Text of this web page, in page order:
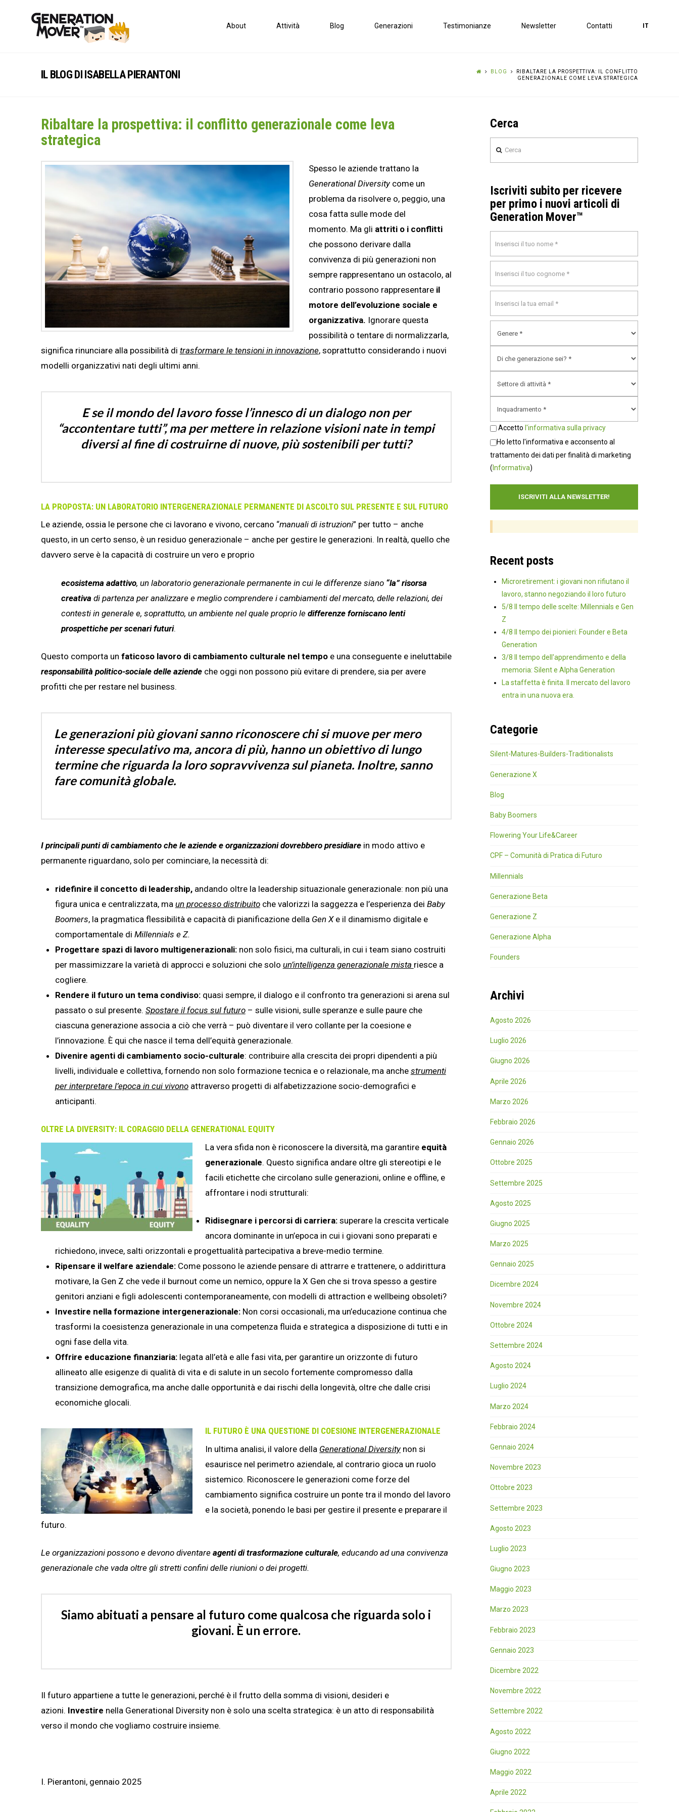
About Attività Blog Generazioni Testimonianze Newsletter Contatti IT
IL BLOG DI ISABELLA PIERANTONI BLOG
RIBALTARE LA PROSPETTIVA: IL CONFLITTO
GENERAZIONALE COME LEVA STRATEGICA
Ribaltare la prospettiva: il conflitto generazionale come leva
strategica
Spesso le aziende trattano la
Generational Diversitycome un
problema da risolvere o, peggio, una
cosa fatta sulle mode del
momento. Ma gli attriti o i conflitti
che possono derivare dalla
convivenza di più generazioni non
sempre rappresentano un ostacolo, al
contrario possono rappresentare il
motore dell’evoluzione sociale e
organizzativa. Ignorare questa
possibilità o tentare di normalizzarla,
significa rinunciare alla possibilità di trasformare le tensioni in innovazione, soprattutto considerando i nuovi
modelli organizzativi nati degli ultimi anni.
E se il mondo del lavoro fosse l’innesco di un dialogo non per
“accontentare tutti”, ma per mettere in relazione visioni nate in tempi
diversi al fine di costruirne di nuove, più sostenibili per tutti?
LA PROPOSTA: UN LABORATORIO INTERGENERAZIONALE PERMANENTE DI ASCOLTO SUL PRESENTE E SUL FUTURO
Le aziende, ossia le persone che ci lavorano e vivono, cercano “manuali di istruzioni” per tutto – anche
questo, in un certo senso, è un residuo generazionale – anche per gestire le generazioni. In realtà, quello che
davvero serve è la capacità di costruire un vero e proprio
ecosistema adattivo, un laboratorio generazionale permanente in cui le differenze siano “la” risorsa
creativa di partenza per analizzare e meglio comprendere i cambiamenti del mercato, delle relazioni, dei
contesti in generale e, soprattutto, un ambiente nel quale proprio le differenze forniscano lenti
prospettiche per scenari futuri.
Questo comporta un faticoso lavoro di cambiamento culturale nel tempoe una conseguente e ineluttabile
responsabilità politico-sociale delle aziendeche oggi non possono più evitare di prendere, sia per avere
profitti che per restare nel business.
Le generazioni più giovani sanno riconoscere chi si muove per mero
interesse speculativo ma, ancora di più, hanno un obiettivo di lungo
termine che riguarda la loro sopravvivenza sul pianeta. Inoltre, sanno
fare comunità globale.
I principali punti di cambiamento che le aziende e organizzazioni dovrebbero presidiarein modo attivo e
permanente riguardano, solo per cominciare, la necessità di:
ridefinire il concetto di leadership, andando oltre la leadership situazionale generazionale: non più una
figura unica e centralizzata, ma un processo distribuitoche valorizzi la saggezza e l’esperienza dei Baby
Boomers, la pragmatica flessibilità e capacità di pianificazione della Gen Xe il dinamismo digitale e
comportamentale di Millennials e Z.
Progettare spazi di lavoro multigenerazionali:non solo fisici, ma culturali, in cui i team siano costruiti
per massimizzare la varietà di approcci e soluzioni che solo un’intelligenza generazionale mista riesce a
cogliere.
Rendere il futuro un tema condiviso:quasi sempre, il dialogo e il confronto tra generazioni si arena sul
passato o sul presente. Spostare il focus sul futuro– sulle visioni, sulle speranze e sulle paure che
ciascuna generazione associa a ciò che verrà – può diventare il vero collante per la coesione e
l’innovazione. È qui che nasce il tema dell’equità generazionale.
Divenire agenti di cambiamento socio-culturale: contribuire alla crescita dei propri dipendenti a più
livelli, individuale e collettiva, fornendo non solo formazione tecnica e o relazionale, ma anche strumenti
per interpretare l’epoca in cui vivonoattraverso progetti di alfabetizzazione socio-demografici e
anticipanti.
OLTRE LA DIVERSITY: IL CORAGGIO DELLA GENERATIONAL EQUITY
La vera sfida non è riconoscere la diversità, ma garantire equità
generazionale. Questo significa andare oltre gli stereotipi e le
facili etichette che circolano sulle generazioni, online e offline, e
affrontare i nodi strutturali:
Ridisegnare i percorsi di carriera: superare la crescita verticale
ancora dominante in un’epoca in cui i giovani sono preparati e
richiedono, invece, salti orizzontali e progettualità partecipativa a breve-medio termine.
Ripensare il welfare aziendale:Come possono le aziende pensare di attrarre e trattenere, o addirittura
motivare, la Gen Z che vede il burnout come un nemico, oppure la X Gen che si trova spesso a gestire
genitori anziani e figli adolescenti contemporaneamente, con modelli di attraction e wellbeing obsoleti?
Investire nella formazione intergenerazionale:Non corsi occasionali, ma un’educazione continua che
trasformi la coesistenza generazionale in una competenza fluida e strategica a disposizione di tutti e in
ogni fase della vita.
Offrire educazione finanziaria: legata all’età e alle fasi vita, per garantire un orizzonte di futuro
allineato alle esigenze di qualità di vita e di salute in un secolo fortemente compromesso dalla
transizione demografica, ma anche dalle opportunità e dai rischi della longevità, oltre che dalle crisi
economiche glocali.
IL FUTURO È UNA QUESTIONE DI COESIONE INTERGENERAZIONALE
In ultima analisi, il valore della Generational Diversitynon si
esaurisce nel perimetro aziendale, al contrario gioca un ruolo
sistemico. Riconoscere le generazioni come forze del
cambiamento significa costruire un ponte tra il mondo del lavoro
e la società, ponendo le basi per gestire il presente e preparare il
futuro.
Le organizzazioni possono e devono diventare agenti di trasformazione culturale, educando ad una convivenza
generazionale che vada oltre gli stretti confini delle riunioni o dei progetti.
Siamo abituati a pensare al futuro come qualcosa che riguarda solo i
giovani. È un errore.
Il futuro appartiene a tutte le generazioni, perché è il frutto della somma di visioni, desideri e
azioni. Investire nella Generational Diversity non è solo una scelta strategica: è un atto di responsabilità
verso il mondo che vogliamo costruire insieme.
I. Pierantoni, gennaio 2025
Cerca
Iscriviti subito per ricevere
per primo i nuovi articoli di
Generation Mover™
Accetto l'informativa sulla privacy
Ho letto l'informativa e acconsento al
trattamento dei dati per finalità di marketing
( Informativa)
Recent posts
Microretirement: i giovani non rifiutano il
lavoro, stanno negoziando il loro futuro
5/8 Il tempo delle scelte: Millennials e Gen
Z
4/8 Il tempo dei pionieri: Founder e Beta
Generation
3/8 Il tempo dell'apprendimento e della
memoria: Silent e Alpha Generation
La staffetta è finita. Il mercato del lavoro
entra in una nuova era.
Categorie
Silent-Matures-Builders-Traditionalists
Generazione X
Blog
Baby Boomers
Flowering Your Life&Career
CPF – Comunità di Pratica di Futuro
Millennials
Generazione Beta
Generazione Z
Generazione Alpha
Founders
Archivi
Agosto 2026
Luglio 2026
Giugno 2026
Aprile 2026
Marzo 2026
Febbraio 2026
Gennaio 2026
Ottobre 2025
Settembre 2025
Agosto 2025
Giugno 2025
Marzo 2025
Gennaio 2025
Dicembre 2024
Novembre 2024
Ottobre 2024
Settembre 2024
Agosto 2024
Luglio 2024
Marzo 2024
Febbraio 2024
Gennaio 2024
Novembre 2023
Ottobre 2023
Settembre 2023
Agosto 2023
Luglio 2023
Giugno 2023
Maggio 2023
Marzo 2023
Febbraio 2023
Gennaio 2023
Dicembre 2022
Novembre 2022
Settembre 2022
Agosto 2022
Giugno 2022
Maggio 2022
Aprile 2022